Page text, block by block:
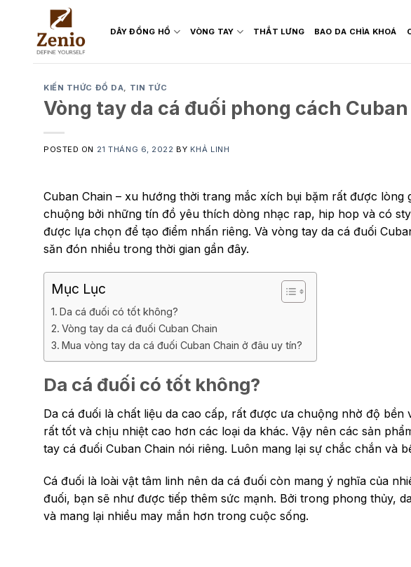
content
DÂY ĐỒNG HỒ VÒNG TAY THẮT LƯNG BAO DA CHÌA KHOÁ
KIẾN THỨC ĐỒ DA, TIN TỨC
Vòng tay da cá đuối phong cách
POSTED ON 21 THÁNG 6, 2022 BY KHẢ LINH
Cuban Chain – xu hướng thời trang mắc xích bụi bặm rất được
chuộng bởi những tín đồ yêu thích dòng nhạc rap, hip hop và có
được lựa chọn để tạo điểm nhấn riêng. Và vòng tay da cá đuối
săn đón nhiều trong thời gian gần đây.
Mục Lục
Da cá đuối có tốt không?
Vòng tay da cá đuối Cuban Chain
Mua vòng tay da cá đuối Cuban Chain ở đâu uy tín?
Da cá đuối có tốt không?
Da cá đuối là chất liệu da cao cấp, rất được ưa chuộng nhờ độ
rất tốt và chịu nhiệt cao hơn các loại da khác. Vậy nên các sản
tay cá đuối Cuban Chain nói riêng. Luôn mang lại sự chắc chắn và
Cá đuối là loài vật tâm linh nên da cá đuối còn mang ý nghĩa của
đuối, bạn sẽ như được tiếp thêm sức mạnh. Bởi trong phong thủy,
và mang lại nhiều may mắn hơn trong cuộc sống.